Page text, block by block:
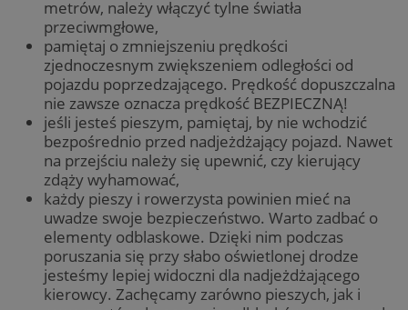
metrów, należy włączyć tylne światła
przeciwmgłowe,
pamiętaj o zmniejszeniu prędkości
zjednoczesnym zwiększeniem odległości od
pojazdu poprzedzającego. Prędkość dopuszczalna
nie zawsze oznacza prędkość BEZPIECZNĄ!
jeśli jesteś pieszym, pamiętaj, by nie wchodzić
bezpośrednio przed nadjeżdżający pojazd. Nawet
na przejściu należy się upewnić, czy kierujący
zdąży wyhamować,
każdy pieszy i rowerzysta powinien mieć na
uwadze swoje bezpieczeństwo. Warto zadbać o
elementy odblaskowe. Dzięki nim podczas
poruszania się przy słabo oświetlonej drodze
jesteśmy lepiej widoczni dla nadjeżdżającego
kierowcy. Zachęcamy zarówno pieszych, jak i